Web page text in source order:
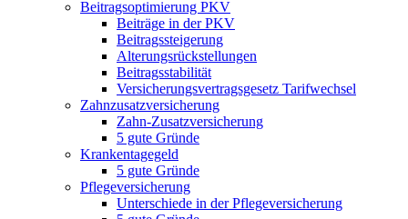
Beitragsoptimierung PKV
Beiträge in der PKV
Beitragssteigerung
Alterungsrückstellungen
Beitragsstabilität
Versicherungsvertragsgesetz Tarifwechsel
Zahnzusatzversicherung
Zahn-Zusatzversicherung
5 gute Gründe
Krankentagegeld
5 gute Gründe
Pflegeversicherung
Unterschiede in der Pflegeversicherung